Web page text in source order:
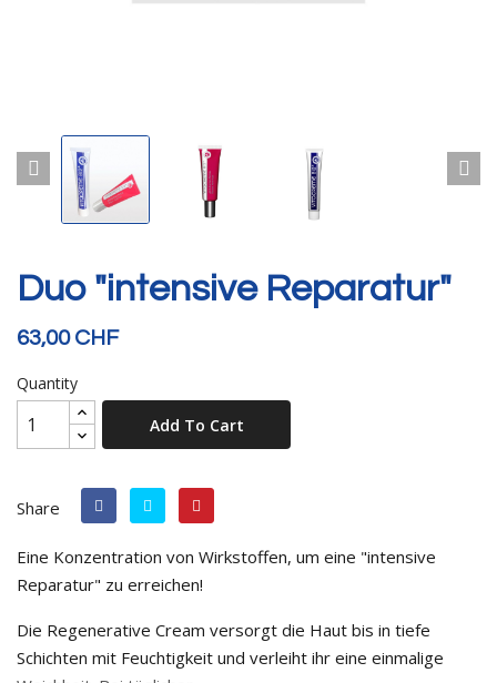
Duo "intensive Reparatur"
63,00 CHF
Quantity
Add To Cart
Share
Eine Konzentration von Wirkstoffen, um eine "intensive
Reparatur" zu erreichen!
Die Regenerative Cream versorgt die Haut bis in tiefe
Schichten mit Feuchtigkeit und verleiht ihr eine einmalige